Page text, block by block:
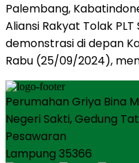
Palembang,
Aliansi Rakyat Tolak
demonstrasi di depan
Rabu (25/09/2024),
Perumahan Griya Bina
Negeri Sakti, Gedung
Pesawaran
Lampung 35366